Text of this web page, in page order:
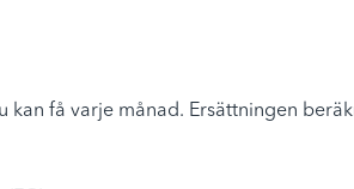
kan få varje månad. Ersättningen